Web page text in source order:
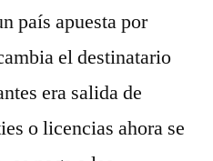
país apuesta por
el destinatario
era salida de
o licencias ahora se